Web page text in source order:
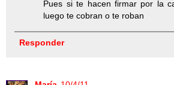
Pues si te hacen firmar por la
luego te cobran o te roban
Responder